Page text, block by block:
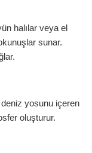
halılar veya el
sunar.
deniz yosunu içeren
oluşturur.